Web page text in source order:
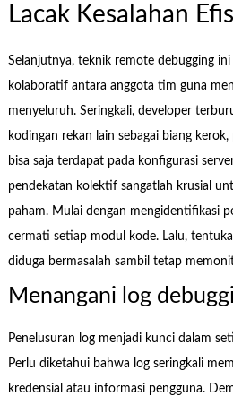
Lacak Kesalahan
Selanjutnya, teknik remote debugging
kolaboratif antara anggota tim guna
menyeluruh. Seringkali, developer
kodingan rekan lain sebagai biang
bisa saja terdapat pada konfigurasi
pendekatan kolektif sangatlah krusial
paham. Mulai dengan mengidentifikasi
cermati setiap modul kode. Lalu,
diduga bermasalah sambil tetap
Menangani log
Penelusuran log menjadi kunci dalam
Perlu diketahui bahwa log seringkali
kredensial atau informasi pengguna.